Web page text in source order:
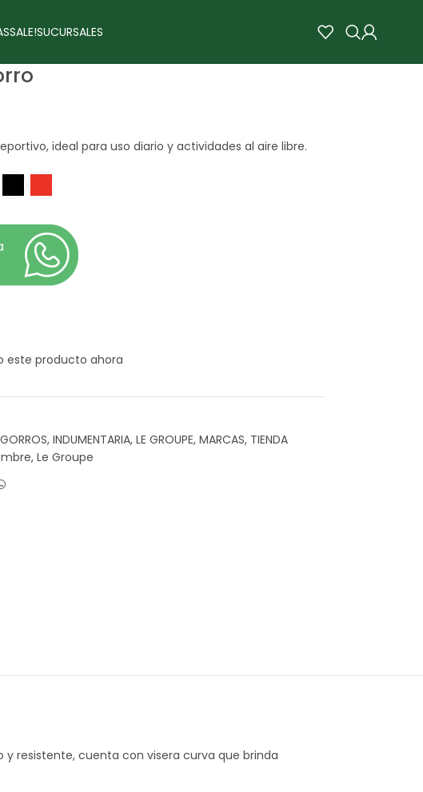
SALE!SUCURSALES
ideal para uso diario y actividades al aire libre.
este producto ahora
GORROS, INDUMENTARIA, LE GROUPE, MARCAS, TIENDA
, Le Groupe
y resistente, cuenta con visera curva que brinda